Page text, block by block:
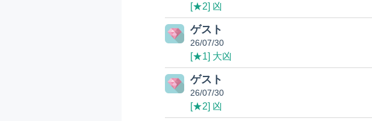
[★2] 凶
ゲスト
26/07/30
[★1] 大凶
ゲスト
26/07/30
[★2] 凶